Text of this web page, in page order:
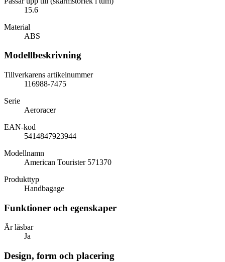
15.6
Material
ABS
Modellbeskrivning
Tillverkarens artikelnummer
116988-7475
Serie
Aeroracer
EAN-kod
5414847923944
Modellnamn
American Tourister 571370
Produkttyp
Handbagage
Funktioner och egenskaper
Är låsbar
Ja
Design, form och placering